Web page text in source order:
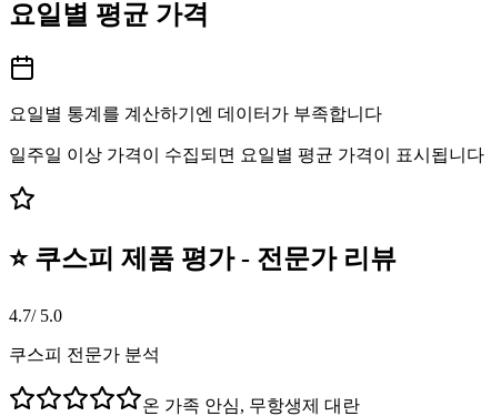
요일별 평균 가격
요일별 통계를 계산하기엔 데이터가 부족합니다
일주일 이상 가격이 수집되면 요일별 평균 가격이 표시됩니다
⭐ 쿠스피 제품 평가 - 전문가 리뷰
4.7/ 5.0
쿠스피 전문가 분석
온 가족 안심, 무항생제 대란